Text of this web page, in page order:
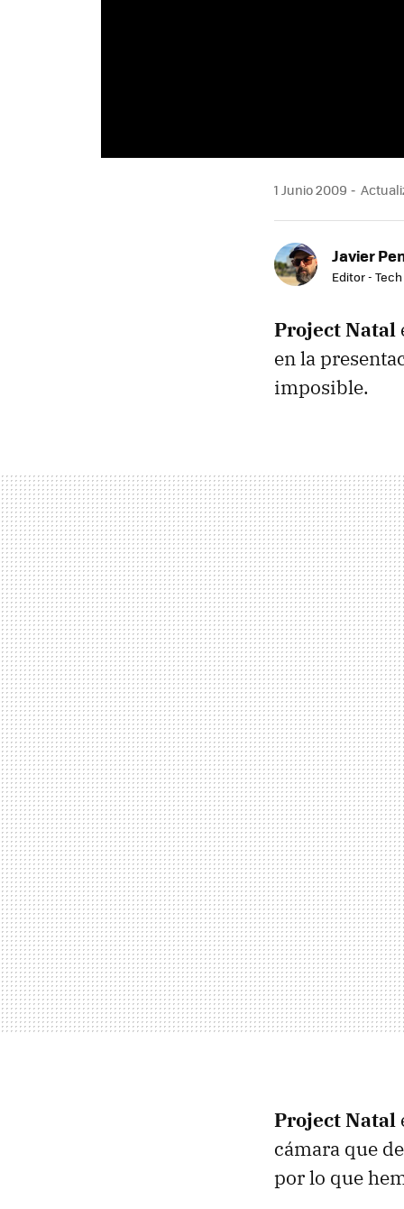
1 Junio 2009
Javier
Editor - Tech
Project Natal
en la
imposible.
Project Natal
cámara que
por lo que